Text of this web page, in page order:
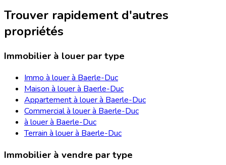
Trouver rapidement d'autres
propriétés
Immobilier à louer par type
Immo à louer à Baerle-Duc
Maison à louer à Baerle-Duc
Appartement à louer à Baerle-Duc
Commercial à louer à Baerle-Duc
à louer à Baerle-Duc
Terrain à louer à Baerle-Duc
Immobilier à vendre par type